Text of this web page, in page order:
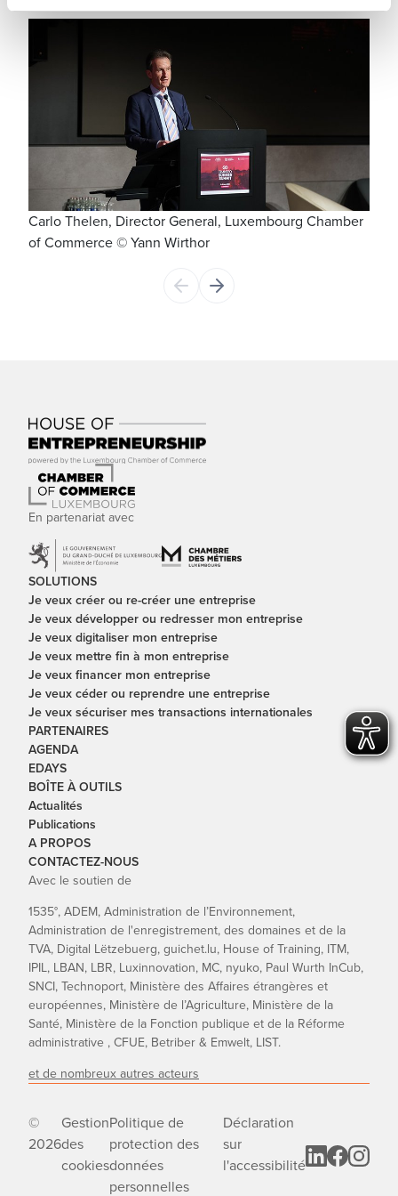
Carlo Thelen, Director General, Luxembourg Chamber
of Commerce © Yann Wirthor
En partenariat avec
SOLUTIONS
Je veux créer ou re-créer une entreprise
Je veux développer ou redresser mon entreprise
Je veux digitaliser mon entreprise
Je veux mettre fin à mon entreprise
Je veux financer mon entreprise
Je veux céder ou reprendre une entreprise
Je veux sécuriser mes transactions internationales
PARTENAIRES
AGENDA
EDAYS
BOÎTE À OUTILS
Actualités
Publications
A PROPOS
CONTACTEZ-NOUS
Avec le soutien de
1535°, ADEM, Administration de l’Environnement,
Administration de l'enregistrement, des domaines et de la
TVA, Digital Lëtzebuerg, guichet.lu, House of Training, ITM,
IPIL, LBAN, LBR, Luxinnovation, MC, nyuko, Paul Wurth InCub,
SNCI, Technoport, Ministère des Affaires étrangères et
européennes, Ministère de l’Agriculture, Ministère de la
Santé, Ministère de la Fonction publique et de la Réforme
administrative , CFUE, Betriber & Emwelt, LIST.
et de nombreux autres acteurs
©
2026
Gestion
des
cookies
Politique de
protection des
données
personnelles
Déclaration
sur
l'accessibilité